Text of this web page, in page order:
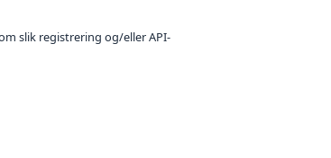
slik registrering og/eller API-